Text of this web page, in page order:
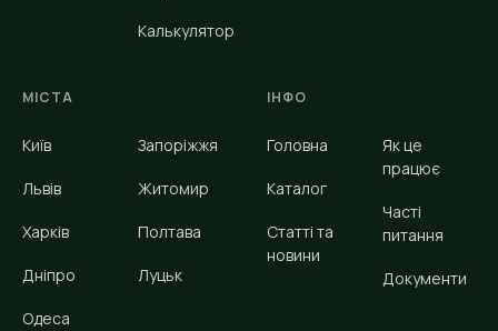
Калькулятор
МІСТА
Київ
Львів
Харків
Дніпро
Одеса
Запоріжжя
Житомир
Полтава
Луцьк
ІНФО
Головна
Каталог
Статті та
новини
Як це
працює
Часті
питання
Документи